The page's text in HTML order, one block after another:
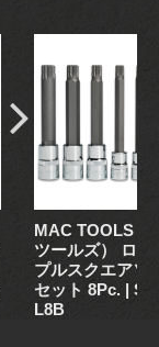
MAC TOOLS（
ツールズ） ロン
プルスクエアソ
セット 8Pc. |
L8B